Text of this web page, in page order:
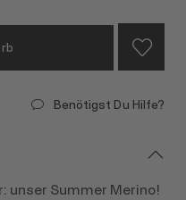
Benötigst Du Hilfe?
unser Summer Merino!